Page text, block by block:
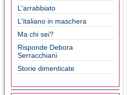
L'arrabbiato
L'italiano in maschera
Ma chi sei?
Risponde Debora
Serracchiani
Storie dimenticate